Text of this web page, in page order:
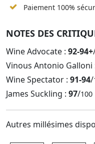
Paiement 100%
NOTES DES
Wine Advocate : 92-94+
Vinous Antonio Galloni
Wine Spectator : 91-94/
James Suckling : 97/100
Autres millésimes